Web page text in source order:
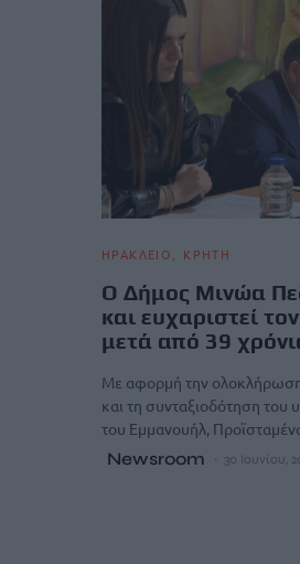
ΗΡΑΚΛΕΙΟ ΚΡΗΤΗ
Ο Δήμος Μινώα
και ευχαριστεί
μετά από 39
Με αφορμή την ολοκλήρωση
και τη συνταξιοδότηση
του Εμμανουήλ,
Newsroom 30 Ιουνίου,